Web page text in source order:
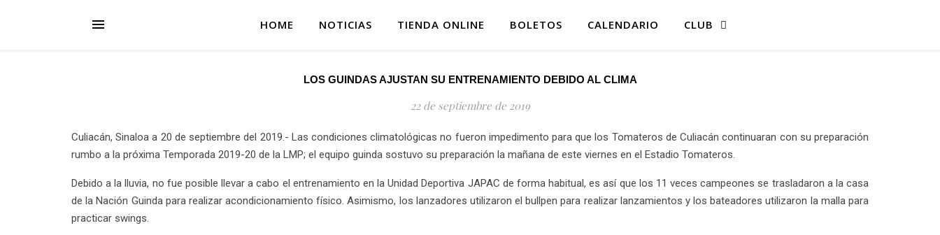
HOME NOTICIAS TIENDA ONLINE BOLETOS CALENDARIO CLUB
LOS GUINDAS AJUSTAN SU ENTRENAMIENTO DEBIDO AL CLIMA
22 de septiembre de 2019
Culiacán, Sinaloa a 20 de septiembre del 2019.- Las condiciones climatológicas no fueron impedimento para que los Tomateros de Culiacán continuaran con su preparación
rumbo a la próxima Temporada 2019-20 de la LMP; el equipo guinda sostuvo su preparación la mañana de este viernes en el Estadio Tomateros.
Debido a la lluvia, no fue posible llevar a cabo el entrenamiento en la Unidad Deportiva JAPAC de forma habitual, es así que los 11 veces campeones se trasladaron a la casa
de la Nación Guinda para realizar acondicionamiento físico. Asimismo, los lanzadores utilizaron el bullpen para realizar lanzamientos y los bateadores utilizaron la malla para
practicar swings.